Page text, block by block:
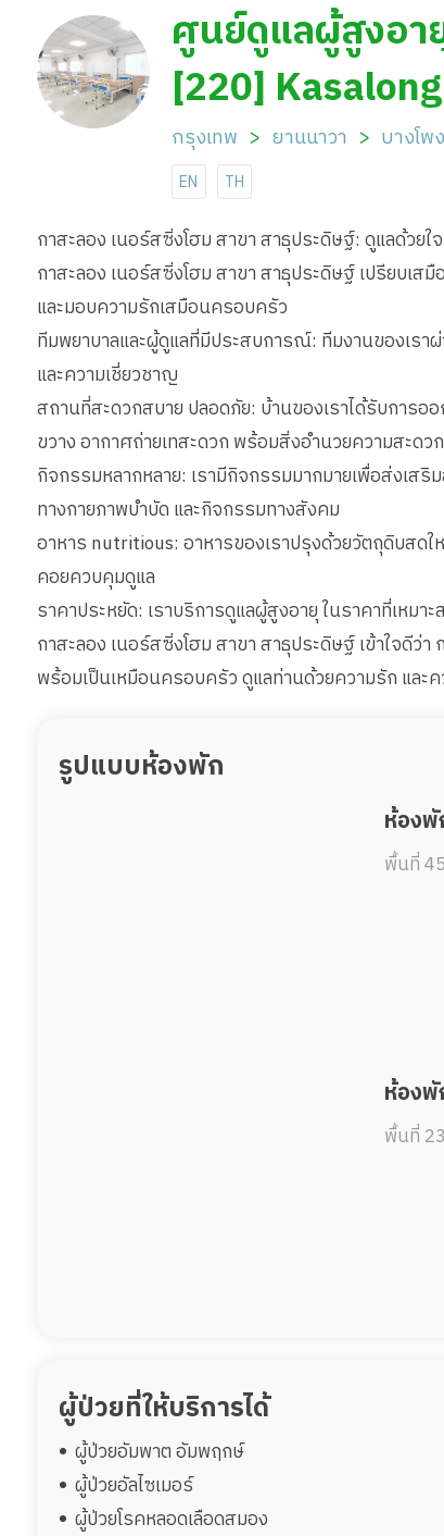
ศูนย์ดูแลผู้สูงอา
สาธุประดิษฐ์
[220]
Pradit Branch
กรุงเทพ ยานนาวา บางโพ
EN TH
กาสะลอง เนอร์สซิ่งโฮม สาขา สาธุประดิษฐ์: ดูแลด้วยใ
กาสะลอง เนอร์สซิ่งโฮม สาขา สาธุประดิษฐ์ เปรียบเ
และมอบความรักเสมือนครอบครัว
ทีมพยาบาลและผู้ดูแลที่มีประสบการณ์: ทีมงานของเรา
และความเชี่ยวชาญ
สถานที่สะดวกสบาย ปลอดภัย: บ้านของเราได้รับการอ
ขวาง อากาศถ่ายเทสะดวก พร้อมสิ่งอำนวยความสะด
กิจกรรมหลากหลาย: เรามีกิจกรรมมากมายเพื่อส่งเส
ทางกายภาพบำบัด และกิจกรรมทางสังคม
อาหาร nutritious: อาหารของเราปรุงด้วยวัตถุดิบสด
คอยควบคุมดูแล
ราคาประหยัด: เราบริการดูแลผู้สูงอายุ ในราคาที่เหม
กาสะลอง เนอร์สซิ่งโฮม สาขา สาธุประดิษฐ์ เข้าใจดีว่
พร้อมเป็นเหมือนครอบครัว ดูแลท่านด้วยความรัก และ
รูปแบบห้องพัก
ห้องพั
พื้นที่
ห้องพั
พื้นที่
ผู้ป่วยที่ให้บริการได้
ผู้ป่วยอัมพาต อัมพฤกษ์
ผู้ป่วยอัลไซเมอร์
ผู้ป่วยโรคหลอดเลือดสมอง